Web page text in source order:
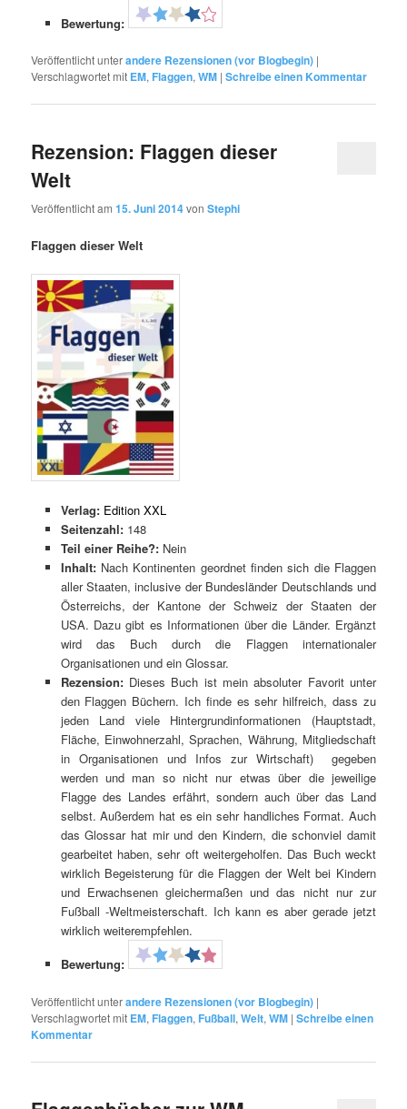
Bewertung:
Veröffentlicht unterandere Rezensionen (vor Blogbegin) |
Verschlagwortet mit EM, Flaggen,WM |Schreibe einen Kommentar
Rezension: Flaggen dieser
Welt
Veröffentlicht am15. Juni 2014vonStephi
Flaggen dieser Welt
Verlag: Edition XXL
Seitenzahl: 148
Teil einer Reihe?: Nein
Inhalt: Nach Kontinenten geordnet finden sich die Flaggen
aller Staaten, inclusive der Bundesländer Deutschlands und
Österreichs, der Kantone der Schweiz der Staaten der
USA. Dazu gibt es Informationen über die Länder. Ergänzt
wird das Buch durch die Flaggen internationaler
Organisationen und ein Glossar.
Rezension: Dieses Buch ist mein absoluter Favorit unter
den Flaggen Büchern. Ich finde es sehr hilfreich, dass zu
jeden Land viele Hintergrundinformationen (Hauptstadt,
Fläche, Einwohnerzahl, Sprachen, Währung, Mitgliedschaft
in Organisationen und Infos zur Wirtschaft) gegeben
werden und man so nicht nur etwas über die jeweilige
Flagge des Landes erfährt, sondern auch über das Land
selbst. Außerdem hat es ein sehr handliches Format. Auch
das Glossar hat mir und den Kindern, die schonviel damit
gearbeitet haben, sehr oft weitergeholfen. Das Buch weckt
wirklich Begeisterung für die Flaggen der Welt bei Kindern
und Erwachsenen gleichermaßen und das nicht nur zur
Fußball -Weltmeisterschaft. Ich kann es aber gerade jetzt
wirklich weiterempfehlen.
Bewertung:
Veröffentlicht unterandere Rezensionen (vor Blogbegin) |
Verschlagwortet mit EM, Flaggen, Fußball,Welt,WM |Schreibe einen
Kommentar